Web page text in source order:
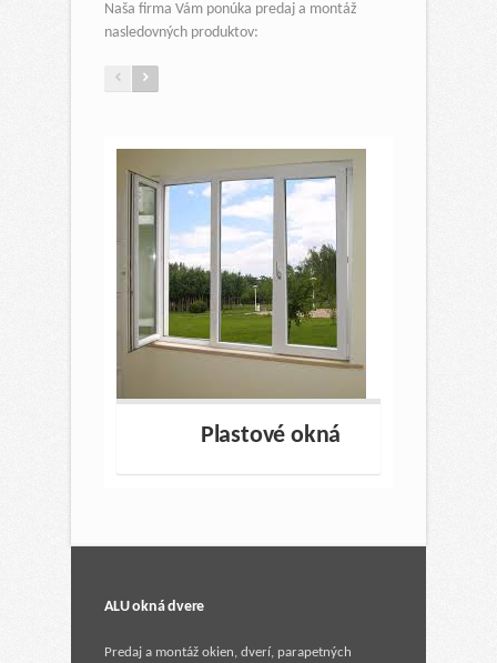
Naša firma Vám ponúka predaj a montáž
nasledovných produktov:
Plastové okná
ALU okná dvere
Predaj a montáž okien, dverí, parapetných